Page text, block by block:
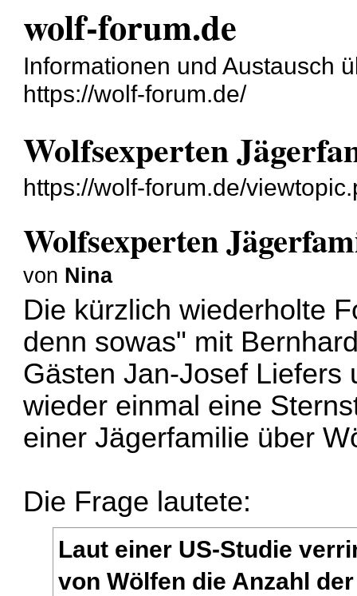
wolf-forum.de
Informationen und Austausch
https://wolf-forum.de/
Wolfsexperten
https://wolf-forum.de/
Wolfsexperten
von Nina
Die kürzlich wiederholte
denn sowas" mit
Gästen Jan-Josef Liefers
wieder einmal eine
einer Jägerfamilie über
Die Frage lautete:
Laut einer US-Studie
von Wölfen die Anzahl